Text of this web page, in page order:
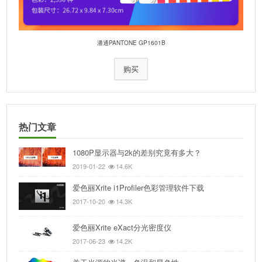
潘通PANTONE GP1601B
购买
热门文章
1080P显示器与2k的差别究竟有多大？
2019-01-22 14.6K
爱色丽Xrite i1Profiler色彩管理软件下载
2017-10-20 14.3K
爱色丽Xrite eXact分光密度仪
2017-06-23 14.2K